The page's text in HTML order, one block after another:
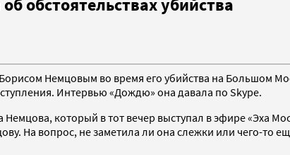
обстоятельствах убийства
Немцовым во время его убийства на Большом
Интервью «Дождю» она давала по Skype.
который в тот вечер выступал в эфире «Эха
На вопрос, не заметила ли она слежки или чего-то